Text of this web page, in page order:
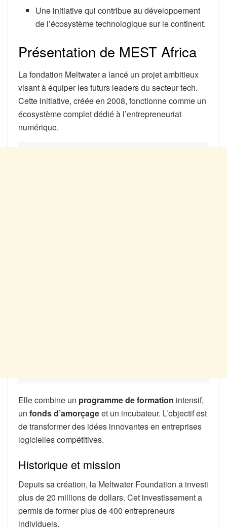
Une initiative qui contribue au développement
de l’écosystème technologique sur le continent.
Présentation de MEST Africa
La fondation Meltwater a lancé un projet ambitieux
visant à équiper les futurs leaders du secteur tech.
Cette initiative, créée en 2008, fonctionne comme un
écosystème complet dédié à l’entrepreneuriat
numérique.
Elle combine un programme de formation intensif,
un fonds d’amorçageet un incubateur. L’objectif est
de transformer des idées innovantes en entreprises
logicielles compétitives.
Historique et mission
Depuis sa création, la Meltwater Foundation a investi
plus de 20 millions de dollars. Cet investissement a
permis de former plus de 400 entrepreneurs
individuels.